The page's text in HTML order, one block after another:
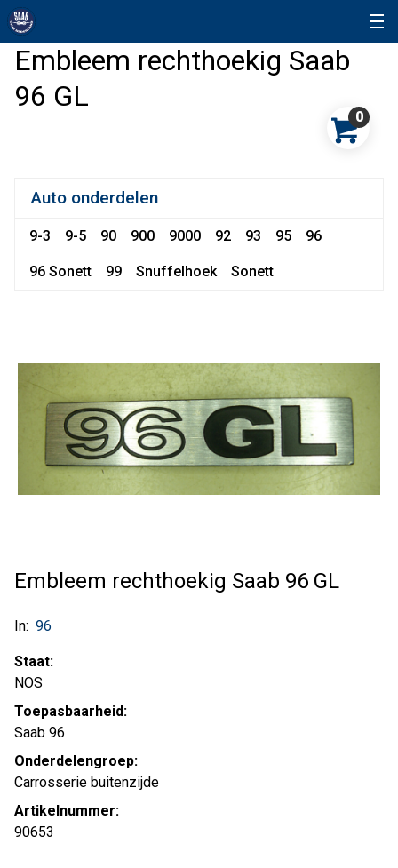
Embleem rechthoekig Saab
96 GL
0
Auto onderdelen
9-3 9-5 90 900 9000 92 93 95 96
96 Sonett 99 Snuffelhoek Sonett
Embleem rechthoekig Saab 96 GL
In: 96
Staat:
NOS
Toepasbaarheid:
Saab 96
Onderdelengroep:
Carrosserie buitenzijde
Artikelnummer:
90653